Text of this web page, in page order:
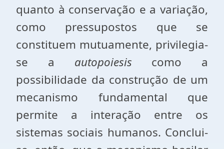
quanto à conservação e a variação,
como pressupostos que se
constituem mutuamente, privilegia-
se a autopoiesis como a
possibilidade da construção de um
mecanismo fundamental que
permite a interação entre os
sistemas sociais humanos. Conclui-